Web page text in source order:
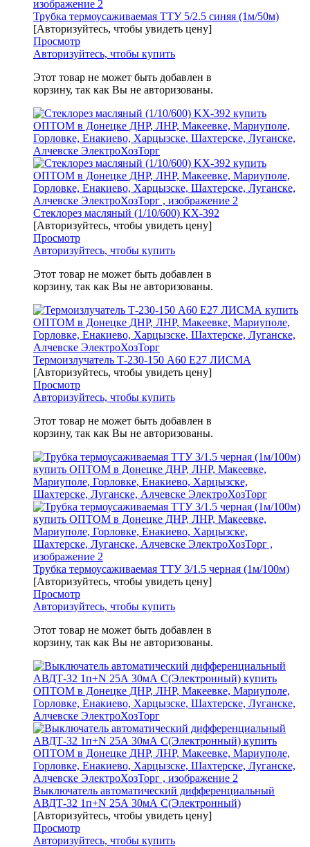
Трубка термоусаживаемая ТТУ 5/2.5 синяя (1м/50м)
[Авторизуйтесь, чтобы увидеть цену]
Просмотр
Авторизуйтесь, чтобы купить
Этот товар не может быть добавлен в
корзину, так как Вы не авторизованы.
Стеклорез масляный (1/10/600) KX-392
[Авторизуйтесь, чтобы увидеть цену]
Просмотр
Авторизуйтесь, чтобы купить
Этот товар не может быть добавлен в
корзину, так как Вы не авторизованы.
Термоизлучатель Т-230-150 А60 E27 ЛИСМА
[Авторизуйтесь, чтобы увидеть цену]
Просмотр
Авторизуйтесь, чтобы купить
Этот товар не может быть добавлен в
корзину, так как Вы не авторизованы.
Трубка термоусаживаемая ТТУ 3/1.5 черная (1м/100м)
[Авторизуйтесь, чтобы увидеть цену]
Просмотр
Авторизуйтесь, чтобы купить
Этот товар не может быть добавлен в
корзину, так как Вы не авторизованы.
Выключатель автоматический дифференциальный
АВДТ-32 1п+N 25А 30мА С(Электронный)
[Авторизуйтесь, чтобы увидеть цену]
Просмотр
Авторизуйтесь, чтобы купить